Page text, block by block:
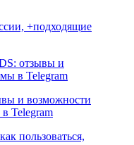
+подходящие
и возможности
Telegram